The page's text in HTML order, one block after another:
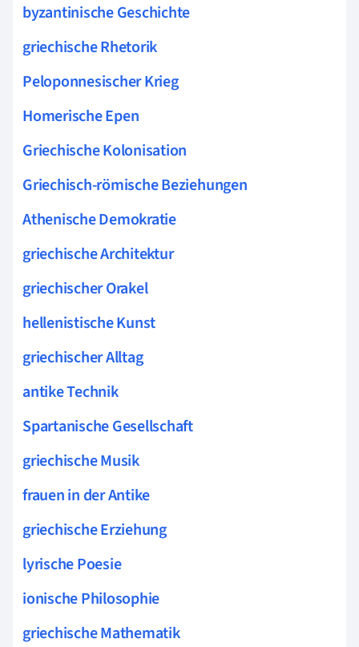
byzantinische Geschichte
griechische Rhetorik
Peloponnesischer Krieg
Homerische Epen
Griechische Kolonisation
Griechisch-römische Beziehungen
Athenische Demokratie
griechische Architektur
griechischer Orakel
hellenistische Kunst
griechischer Alltag
antike Technik
Spartanische Gesellschaft
griechische Musik
frauen in der Antike
griechische Erziehung
lyrische Poesie
ionische Philosophie
griechische Mathematik